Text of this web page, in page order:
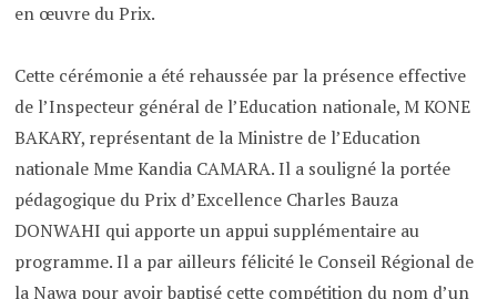
en œuvre du Prix.
Cette cérémonie a été rehaussée par la présence effective
de l’Inspecteur général de l’Education nationale, M KONE
BAKARY, représentant de la Ministre de l’Education
nationale Mme Kandia CAMARA. Il a souligné la portée
pédagogique du Prix d’Excellence Charles Bauza
DONWAHI qui apporte un appui supplémentaire au
programme. Il a par ailleurs félicité le Conseil Régional de
la Nawa pour avoir baptisé cette compétition du nom d’un